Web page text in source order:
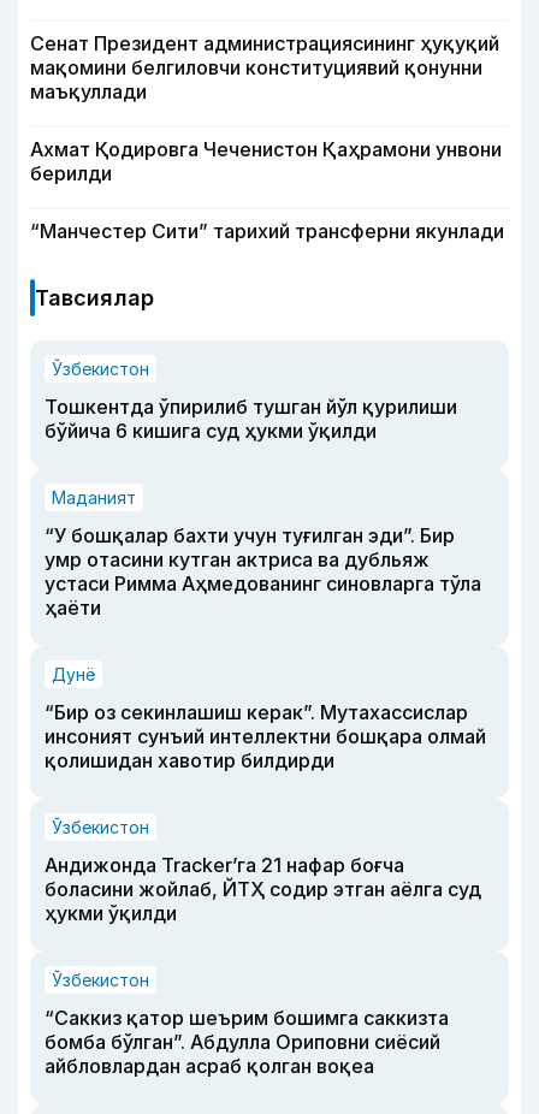
Сенат Президент администрациясининг ҳуқуқий
мақомини белгиловчи конституциявий қонунни
маъқуллади
Ахмат Қодировга Чеченистон Қаҳрамони унвони
берилди
“Манчестер Сити” тарихий трансферни якунлади
Тавсиялар
Ўзбекистон
Тошкентда ўпирилиб тушган йўл қурилиши
бўйича 6 кишига суд ҳукми ўқилди
Маданият
“У бошқалар бахти учун туғилган эди”. Бир
умр отасини кутган актриса ва дубльяж
устаси Римма Аҳмедованинг синовларга тўла
ҳаёти
Дунё
“Бир оз секинлашиш керак”. Мутахассислар
инсоният сунъий интеллектни бошқара олмай
қолишидан хавотир билдирди
Ўзбекистон
Андижонда Tracker’га 21 нафар боғча
боласини жойлаб, ЙТҲ содир этган аёлга суд
ҳукми ўқилди
Ўзбекистон
“Саккиз қатор шеърим бошимга саккизта
бомба бўлган”. Абдулла Ориповни сиёсий
айбловлардан асраб қолган воқеа